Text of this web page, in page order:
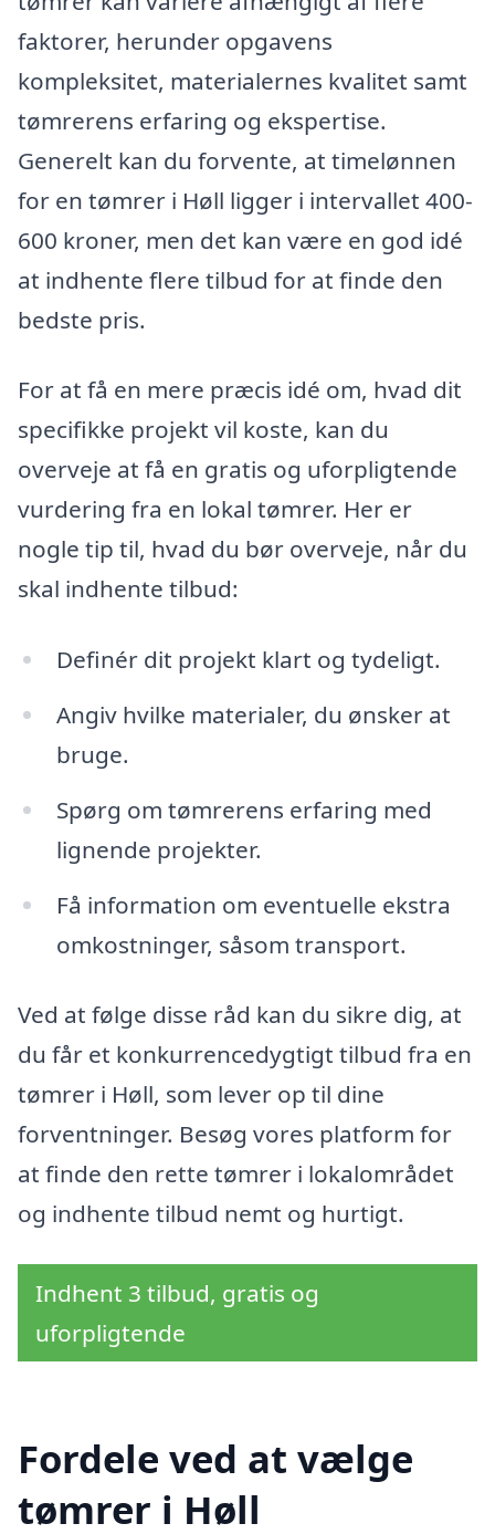
faktorer, herunder opgavens
kompleksitet, materialernes kvalitet samt
tømrerens erfaring og ekspertise.
Generelt kan du forvente, at timelønnen
for en tømrer i Høll ligger i intervallet 400-
600 kroner, men det kan være en god idé
at indhente flere tilbud for at finde den
bedste pris.
For at få en mere præcis idé om, hvad dit
specifikke projekt vil koste, kan du
overveje at få en gratis og uforpligtende
vurdering fra en lokal tømrer. Her er
nogle tip til, hvad du bør overveje, når du
skal indhente tilbud:
Definér dit projekt klart og tydeligt.
Angiv hvilke materialer, du ønsker at
bruge.
Spørg om tømrerens erfaring med
lignende projekter.
Få information om eventuelle ekstra
omkostninger, såsom transport.
Ved at følge disse råd kan du sikre dig, at
du får et konkurrencedygtigt tilbud fra en
tømrer i Høll, som lever op til dine
forventninger. Besøg vores platform for
at finde den rette tømrer i lokalområdet
og indhente tilbud nemt og hurtigt.
Indhent 3 tilbud, gratis og
uforpligtende
Fordele ved at vælge
tømrer i Høll